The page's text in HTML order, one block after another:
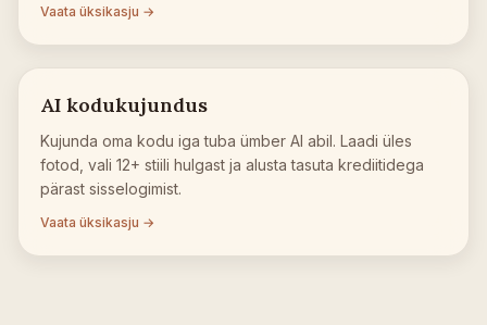
Vaata üksikasju →
AI kodukujundus
Kujunda oma kodu iga tuba ümber AI abil. Laadi üles
fotod, vali 12+ stiili hulgast ja alusta tasuta krediitidega
pärast sisselogimist.
Vaata üksikasju →